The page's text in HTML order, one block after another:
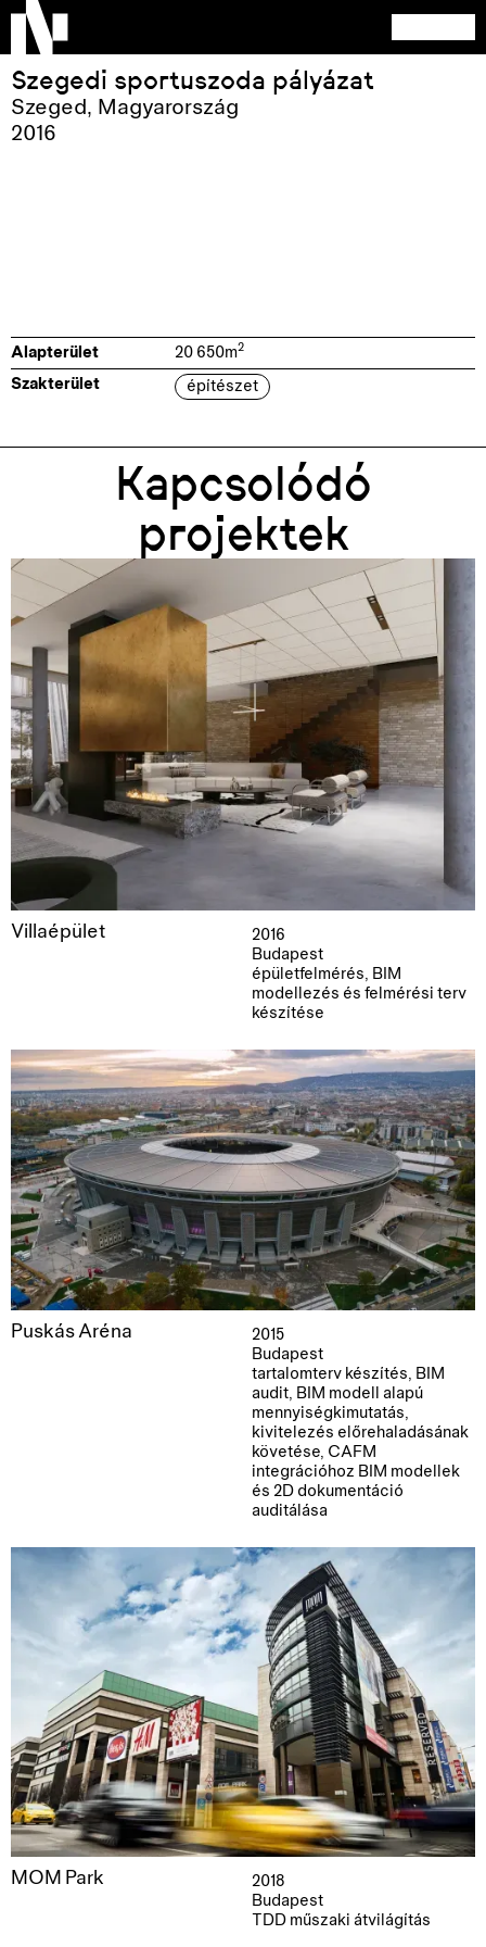
Szegedi sportuszoda pályázat
Szeged , Magyarország
2016
Alapterület 20 650m2
Szakterület építészet
Kapcsolódó
projektek
Villaépület
2016
Budapest
épületfelmérés, BIM
modellezés és felmérési terv
készítése
Puskás Aréna
2015
Budapest
tartalomterv készítés, BIM
audit, BIM modell alapú
mennyiségkimutatás,
kivitelezés előrehaladásának
követése, CAFM
integrációhoz BIM modellek
és 2D dokumentáció
auditálása
MOM Park
2018
Budapest
TDD műszaki átvilágítás